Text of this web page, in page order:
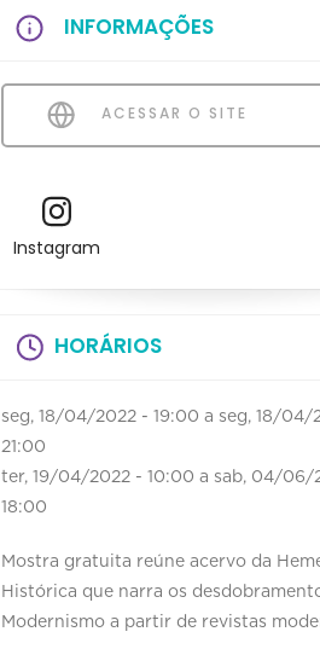
INFORMAÇÕES
ACESSAR O SITE
Instagram
HORÁRIOS
seg, 18/04/2022 - 19:00 a seg, 18/04/
21:00
ter, 19/04/2022 - 10:00 a sab, 04/06/
18:00
Mostra gratuita reúne acervo da
Histórica que narra os
Modernismo a partir de revistas